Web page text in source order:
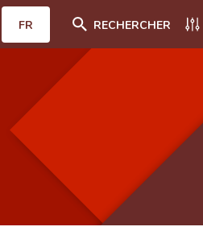
FR RECHERCHER